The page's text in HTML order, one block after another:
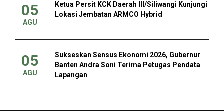
05
AGU
Ketua Persit KCK Daerah III/Siliwangi Kunjungi
Lokasi Jembatan ARMCO Hybrid
05
AGU
Sukseskan Sensus Ekonomi 2026, Gubernur
Banten Andra Soni Terima Petugas Pendata
Lapangan